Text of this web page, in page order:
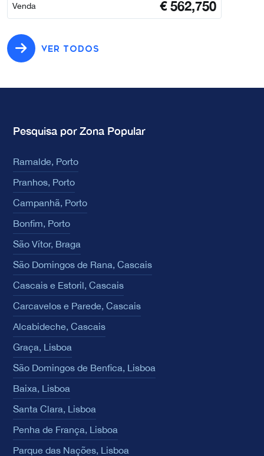
Venda €562,750
VER TODOS
Pesquisa por Zona Popular
Ramalde, Porto
Pranhos, Porto
Campanhã, Porto
Bonfim, Porto
São Vítor, Braga
São Domingos de Rana, Cascais
Cascais e Estoril, Cascais
Carcavelos e Parede, Cascais
Alcabideche, Cascais
Graça, Lisboa
São Domingos de Benfica, Lisboa
Baixa, Lisboa
Santa Clara, Lisboa
Penha de França, Lisboa
Parque das Nações, Lisboa